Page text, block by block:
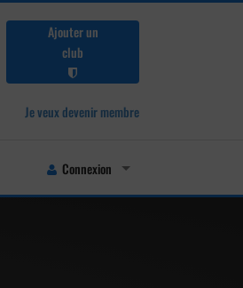
Ajouter un
club
Je veux devenir membre
Connexion